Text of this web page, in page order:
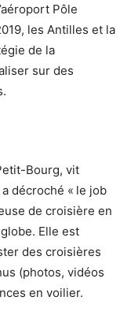
Pôle
les Antilles et la
de la
sur des
Bourg, vit
décroché « le job
de croisière en
Elle est
des croisières
(photos, vidéos
en voilier.